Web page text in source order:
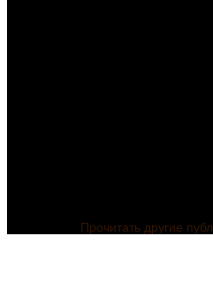
Прочитать другие